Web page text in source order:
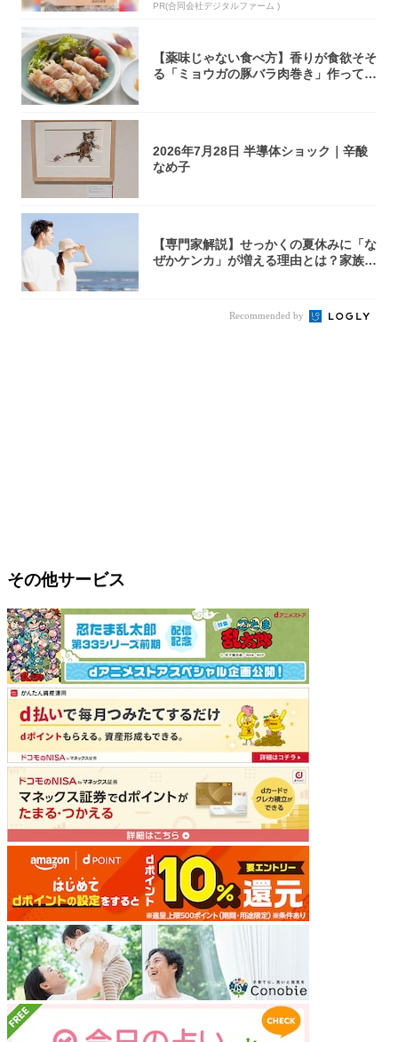
PR(合同会社デジタルファーム )
【薬味じゃない食べ方】香りが食欲そそ
る「ミョウガの豚バラ肉巻き」作ってみ
2026年7月28日 半導体ショック｜辛酸
なめ子
【専門家解説】せっかくの夏休みに「な
ぜかケンカ」が増える理由とは？家族・
Recommended by
その他サービス